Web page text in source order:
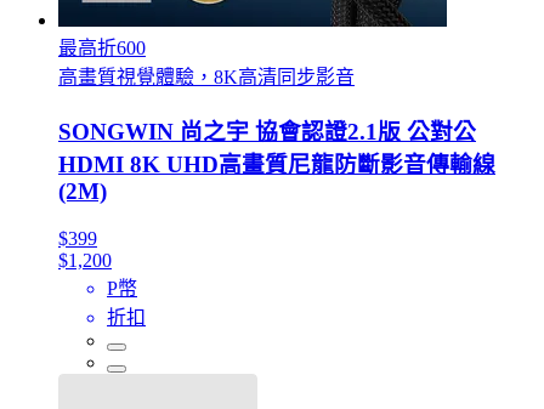
最高折600
高畫質視覺體驗，8K高清同步影音
SONGWIN 尚之宇 協會認證2.1版 公對公
HDMI 8K UHD高畫質尼龍防斷影音傳輸線
(2M)
$399
$1,200
P幣
折扣